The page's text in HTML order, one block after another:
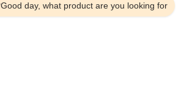
Good day, what product are you looking for?